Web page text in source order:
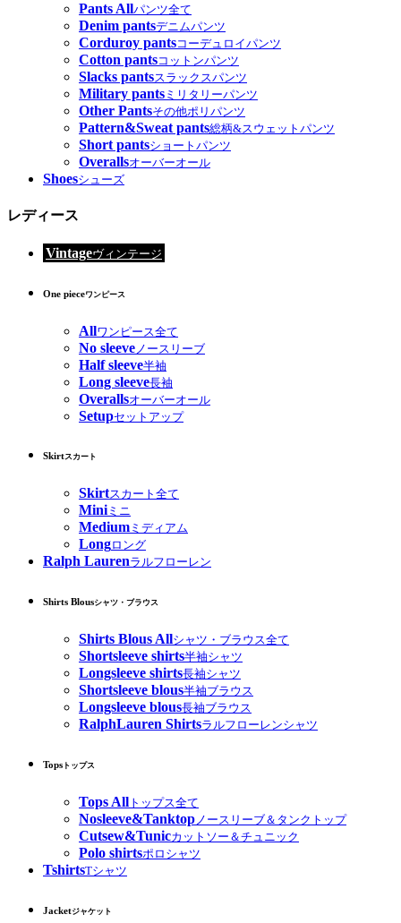
Pants Allパンツ全て
Denim pantsデニムパンツ
Corduroy pantsコーデュロイパンツ
Cotton pantsコットンパンツ
Slacks pantsスラックスパンツ
Military pants ミリタリーパンツ
Other Pantsその他ポリパンツ
Pattern&Sweat pants総柄&スウェットパンツ
Short pantsショートパンツ
Overallsオーバーオール
Shoesシューズ
レディース
Vintageヴィンテージ
One pieceワンピース
Allワンピース全て
No sleeve ノースリーブ
Half sleeve半袖
Long sleeve長袖
Overallsオーバーオール
Setupセットアップ
Skirtスカート
Skirtスカート全て
Miniミニ
Medium ミディアム
Longロング
Ralph Laurenラルフローレン
Shirts Blousシャツ・ブラウス
Shirts Blous Allシャツ・ブラウス全て
Shortsleeve shirts半袖シャツ
Longsleeve shirts長袖シャツ
Shortsleeve blous半袖ブラウス
Longsleeve blous長袖ブラウス
RalphLauren Shirtsラルフローレンシャツ
Tops トップス
Tops All トップス全て
Nosleeve&Tanktopノースリーブ＆タンクトップ
Cutsew&Tunicカットソー＆チュニック
Polo shirtsポロシャツ
TshirtsTシャツ
Jacketジャケット